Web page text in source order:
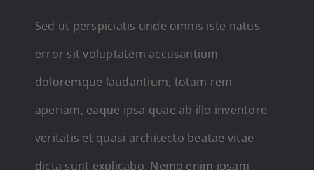
Sed ut perspiciatis unde omnis iste natus
error sit voluptatem accusantium
doloremque laudantium, totam rem
aperiam, eaque ipsa quae ab illo inventore
veritatis et quasi architecto beatae vitae
dicta sunt explicabo. Nemo enim ipsam